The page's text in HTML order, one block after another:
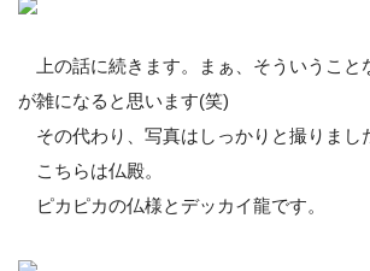
上の話に続きます。まぁ、そういうこと
が雑になると思います(笑)
その代わり、写真はしっかりと撮りまし
こちらは仏殿。
ピカピカの仏様とデッカイ龍です。